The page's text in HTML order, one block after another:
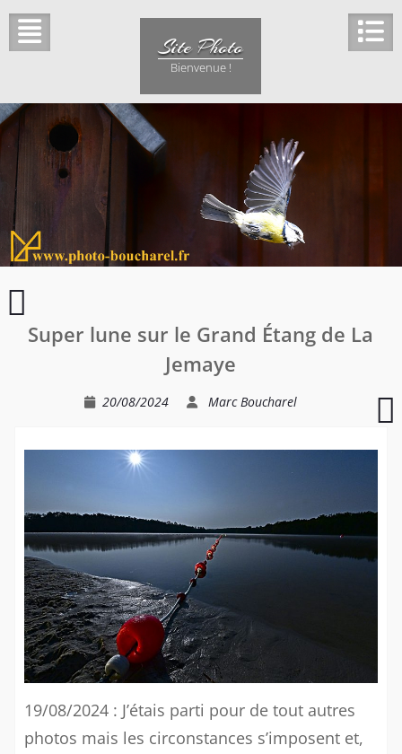
content
Site Photo
Bienvenue !
Super lune sur le Grand Étang de La
Jemaye
20/08/2024 Marc Boucharel
19/08/2024 : J’étais parti pour de tout autres
photos mais les circonstances s’imposent et,